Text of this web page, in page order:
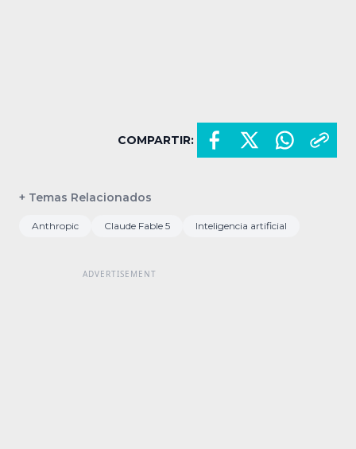
COMPARTIR:
+ Temas Relacionados
Anthropic Claude Fable 5 Inteligencia artificial